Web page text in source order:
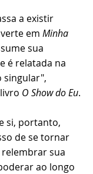
a existir
em Minha
sua
é relatada na
singular",
O Show do Eu.
si, portanto,
de se tornar
sua
ao longo